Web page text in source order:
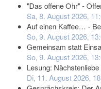
"Das offene Ohr" -
Sa, 8. August 2026,
Auf einen Kaffee… -
So, 9. August 2026,
Gemeinsam statt
So, 9. August 2026,
Lesung: Nächstenliebe
Di, 11. August 2026,